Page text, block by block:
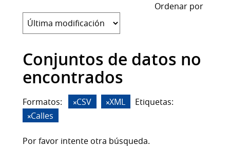
Ordenar por
Conjuntos de datos no
encontrados
Formatos: CSV XML
Etiquetas:
Calles
Por favor intente otra búsqueda.